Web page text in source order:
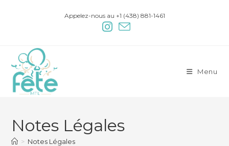
Appelez-nous au +1 (438) 881-1461
Menu
Notes Légales
> Notes Légales